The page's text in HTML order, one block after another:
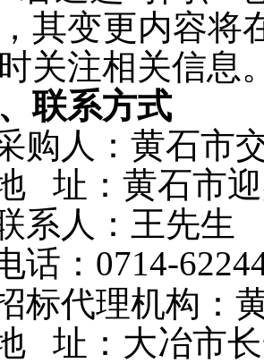
其变更内容将
关注相关信息
联系方式
购人： 黄石市
址：黄石市
系人：王先生
话： 0714-
标代理机构：
址：大冶市